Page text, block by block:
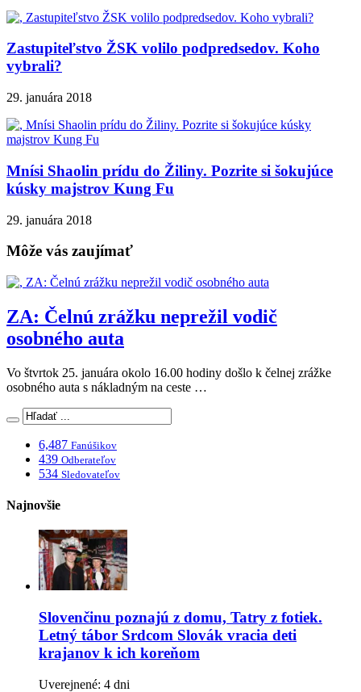
Zastupiteľstvo ŽSK volilo podpredsedov. Koho
vybrali?
29. januára 2018
Mnísi Shaolin prídu do Žiliny. Pozrite si šokujúce
kúsky majstrov Kung Fu
29. januára 2018
Môže vás zaujímať
ZA: Čelnú zrážku neprežil vodič
osobného auta
Vo štvrtok 25. januára okolo 16.00 hodiny došlo k čelnej zrážke
osobného auta s nákladným na ceste …
6,487 Fanúšikov
439 Odberateľov
534 Sledovateľov
Najnovšie
Slovenčinu poznajú z domu, Tatry z fotiek.
Letný tábor Srdcom Slovák vracia deti
krajanov k ich koreňom
Uverejnené: 4 dni